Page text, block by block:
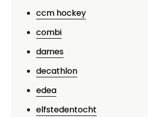
ccm hockey
combi
dames
decathlon
edea
elfstedentocht